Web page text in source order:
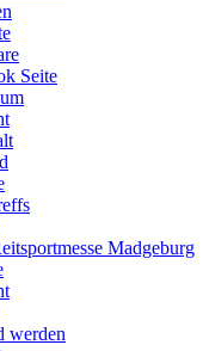
Seite
Madgeburg
werden